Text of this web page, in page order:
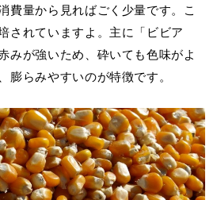
費量から見ればごく少量です。こ
されていますよ。主に「ビビア
みが強いため、砕いても色味がよ
膨らみやすいのが特徴です。